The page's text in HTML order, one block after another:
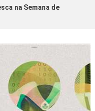
na Semana de